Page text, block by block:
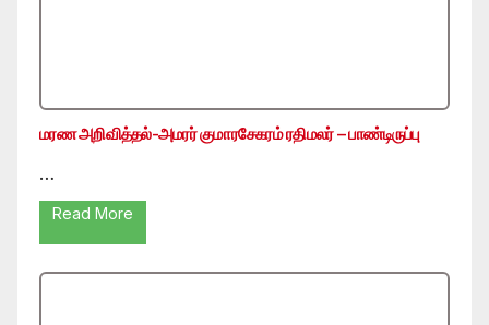
மரண அறிவித்தல்-அமரர் குமாரசேகரம் ரதிமலர் – பாண்டிருப்பு
…
Read More